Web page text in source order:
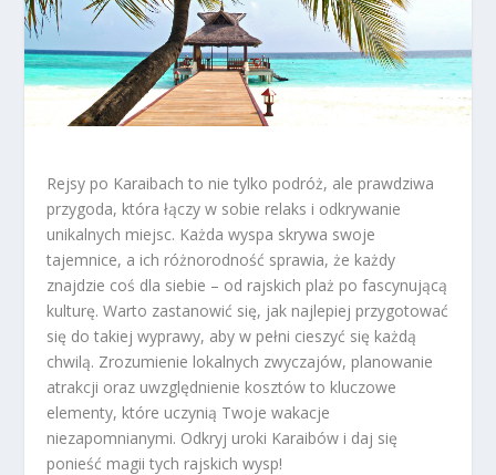
Rejsy po Karaibach to nie tylko podróż, ale prawdziwa
przygoda, która łączy w sobie relaks i odkrywanie
unikalnych miejsc. Każda wyspa skrywa swoje
tajemnice, a ich różnorodność sprawia, że każdy
znajdzie coś dla siebie – od rajskich plaż po fascynującą
kulturę. Warto zastanowić się, jak najlepiej przygotować
się do takiej wyprawy, aby w pełni cieszyć się każdą
chwilą. Zrozumienie lokalnych zwyczajów, planowanie
atrakcji oraz uwzględnienie kosztów to kluczowe
elementy, które uczynią Twoje wakacje
niezapomnianymi. Odkryj uroki Karaibów i daj się
ponieść magii tych rajskich wysp!